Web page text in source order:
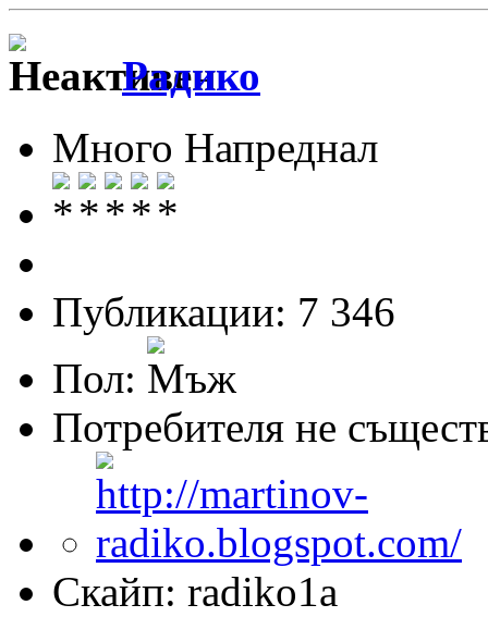
Радико
Много Напреднал
Публикации: 7 346
Пол:
Потребителя не
Скайп: radiko1a